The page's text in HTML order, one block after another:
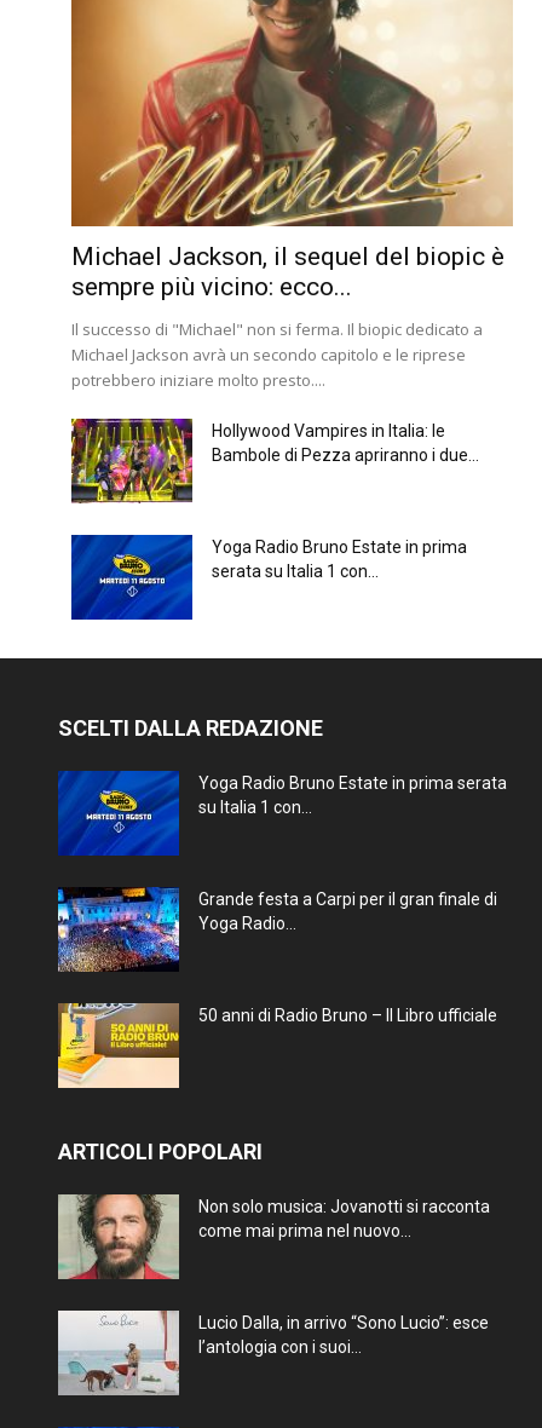
Michael Jackson, il sequel del biopic è
sempre più vicino: ecco...
Il successo di "Michael" non si ferma. Il biopic dedicato a
Michael Jackson avrà un secondo capitolo e le riprese
potrebbero iniziare molto presto....
Hollywood Vampires in Italia: le
Bambole di Pezza apriranno i due...
Yoga Radio Bruno Estate in prima
serata su Italia 1 con...
SCELTI DALLA REDAZIONE
Yoga Radio Bruno Estate in prima serata
su Italia 1 con...
Grande festa a Carpi per il gran finale di
Yoga Radio...
50 anni di Radio Bruno – Il Libro ufficiale
ARTICOLI POPOLARI
Non solo musica: Jovanotti si racconta
come mai prima nel nuovo...
Lucio Dalla, in arrivo “Sono Lucio”: esce
l’antologia con i suoi...